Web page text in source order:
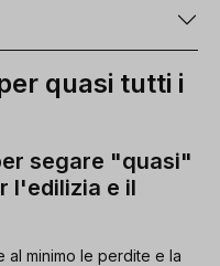
quasi tutti i
segare "quasi"
l'edilizia e il
al minimo le perdite e la